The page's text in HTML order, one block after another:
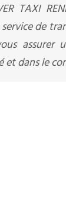
TAXI
de
assurer
et dans le